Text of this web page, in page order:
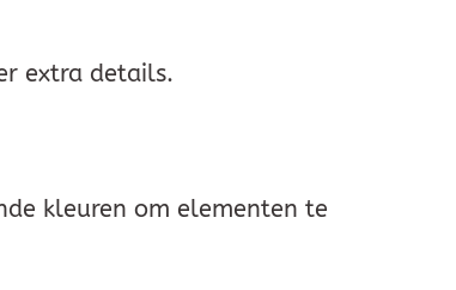
extra details.
kleuren om elementen te